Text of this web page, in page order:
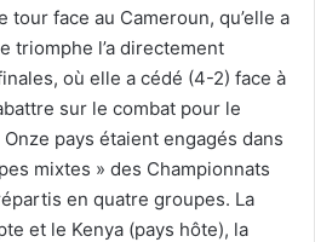
face au Cameroun, qu’elle a
triomphe l’a directement
où elle a cédé (4-2) face à
sur le combat pour le
pays étaient engagés dans
mixtes » des Championnats
en quatre groupes. La
et le Kenya (pays hôte), la